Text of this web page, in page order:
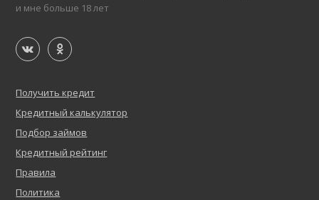
и мне больше 18 лет
Получить кредит
Кредитный калькулятор
Подбор займов
Кредитный рейтинг
Правила
Политика